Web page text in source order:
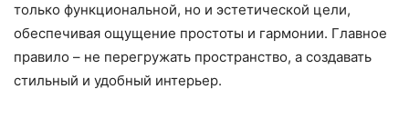
только функциональной, но и эстетической цели,
обеспечивая ощущение простоты и гармонии. Главное
правило – не перегружать пространство, а создавать
стильный и удобный интерьер.